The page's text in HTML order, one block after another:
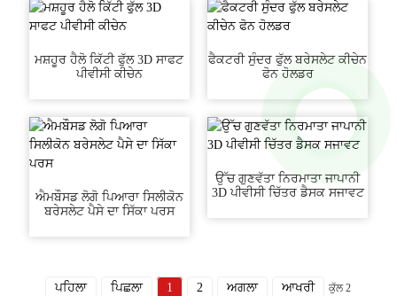
ਮਸ਼ਹੂਰ ਹੈਲੋ ਕਿੱਟੀ ਫੁੱਲ 3D ਸਾਫਟ
ਪੀਵੀਸੀ ਕੀਚੇਨ
ਫੈਕਟਰੀ ਸੁੰਦਰ ਫੁੱਲ ਬਰੇਸਲੇਟ ਕੀਚੇਨ
ਫੋਨ ਹੋਲਡਰ
ਐਮਬੌਸਡ ਲੋਗੋ ਪਿਆਰਾ ਸਿਲੀਕੋਨ
ਬਰੇਸਲੇਟ ਪੈਸੇ ਦਾ ਸਿੱਕਾ ਪਰਸ
ਉੱਚ ਗੁਣਵੱਤਾ ਨਿਰਮਾਤਾ ਜਾਪਾਨੀ
3D ਪੀਵੀਸੀ ਚਿੱਤਰ ਡੈਸਕ ਸਜਾਵਟ
ਪਹਿਲਾ ਪਿਛਲਾ 1 2 ਅਗਲਾ ਆਖਰੀ ਕੁੱਲ 2